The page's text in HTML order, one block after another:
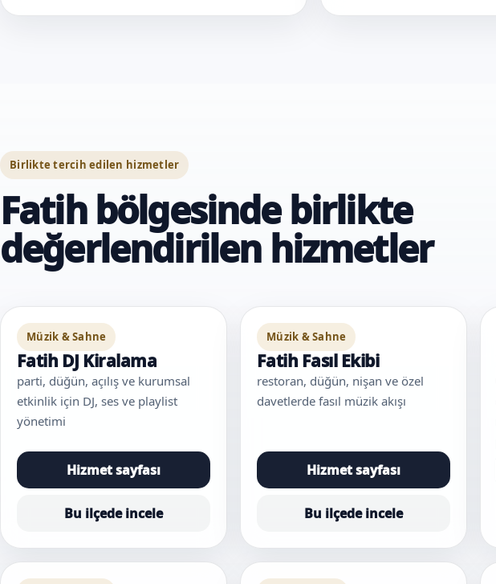
Birlikte tercih edilen hizmetler
Fatih bölgesinde birlikte
değerlendirilen hizmetler
Müzik & Sahne
Fatih DJ Kiralama
parti, düğün, açılış ve kurumsal
etkinlik için DJ, ses ve playlist
yönetimi
Hizmet sayfası
Bu ilçede incele
Müzik & Sahne
Fatih Fasıl Ekibi
restoran, düğün, nişan ve özel
davetlerde fasıl müzik akışı
Hizmet sayfası
Bu ilçede incele